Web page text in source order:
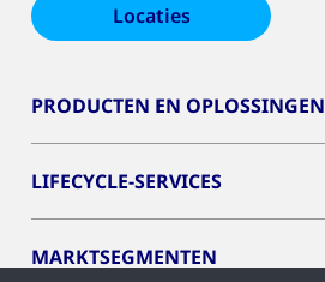
Locaties
PRODUCTEN EN OPLOSSINGEN
LIFECYCLE-SERVICES
MARKTSEGMENTEN